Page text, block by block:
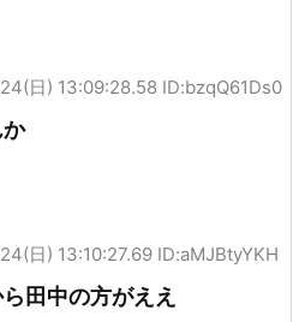
日) 13:09:28.58 ID:bzqQ61Ds0
日) 13:10:27.69 ID:aMJBtyYKH
田中の方がええ